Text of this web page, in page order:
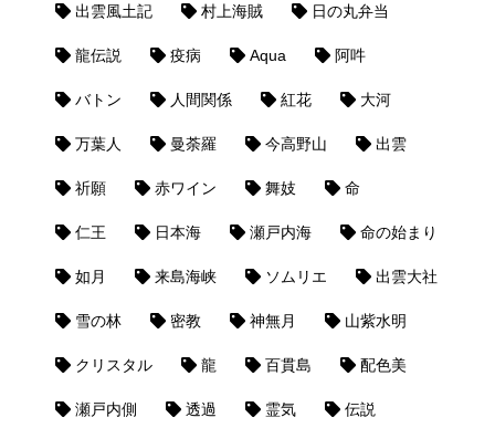
出雲風土記 村上海賊 日の丸弁当
龍伝説 疫病 Aqua 阿吽
バトン 人間関係 紅花 大河
万葉人 曼荼羅 今高野山 出雲
祈願 赤ワイン 舞妓 命
仁王 日本海 瀬戸内海 命の始まり
如月 来島海峡 ソムリエ 出雲大社
雪の林 密教 神無月 山紫水明
クリスタル 龍 百貫島 配色美
瀬戸内側 透過 霊気 伝説